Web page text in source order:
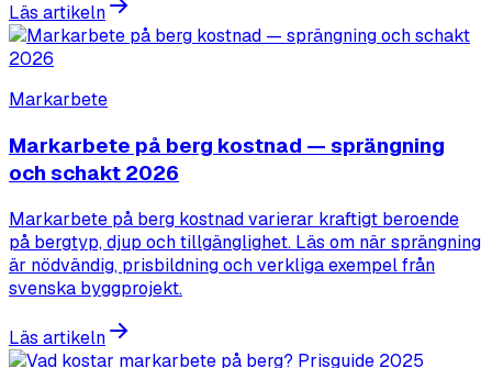
Läs artikeln
Markarbete
Markarbete på berg kostnad — sprängning
och schakt 2026
Markarbete på berg kostnad varierar kraftigt beroende
på bergtyp, djup och tillgänglighet. Läs om när sprängning
är nödvändig, prisbildning och verkliga exempel från
svenska byggprojekt.
Läs artikeln